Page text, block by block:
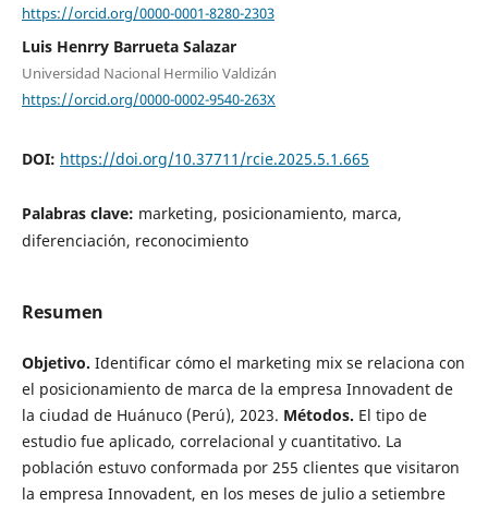
https://orcid.org/0000-0001-8280-2303
Luis Henrry Barrueta Salazar
Universidad Nacional Hermilio Valdizán
https://orcid.org/0000-0002-9540-263X
DOI: https://doi.org/10.37711/rcie.2025.5.1.665
Palabras clave: marketing, posicionamiento, marca,
diferenciación, reconocimiento
Resumen
Objetivo. Identificar cómo el marketing mix se relaciona con
el posicionamiento de marca de la empresa Innovadent de
la ciudad de Huánuco (Perú), 2023. Métodos. El tipo de
estudio fue aplicado, correlacional y cuantitativo. La
población estuvo conformada por 255 clientes que visitaron
la empresa Innovadent, en los meses de julio a setiembre